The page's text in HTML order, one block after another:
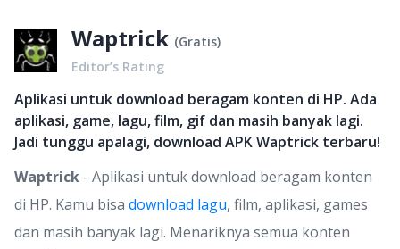
Waptrick (Gratis)
Editor’s Rating
Aplikasi untuk download beragam konten di HP. Ada
aplikasi, game, lagu, film, gif dan masih banyak lagi.
Jadi tunggu apalagi, download APK Waptrick terbaru!
Waptrick - Aplikasi untuk download beragam konten
di HP. Kamu bisa download lagu, film, aplikasi, games
dan masih banyak lagi. Menariknya semua konten